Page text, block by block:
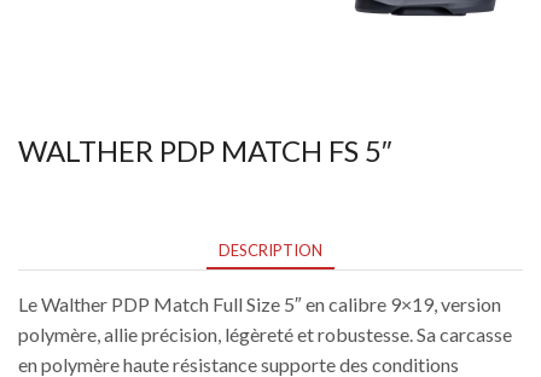
WALTHER PDP MATCH FS 5″
DESCRIPTION
Le Walther PDP Match Full Size 5″ en calibre 9×19, version
polymère, allie précision, légèreté et robustesse. Sa carcasse
en polymère haute résistance supporte des conditions